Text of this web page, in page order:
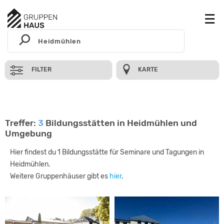
FILTER KARTE
Treffer: 3 Bildungsstätten in Heidmühlen und
Umgebung
Hier findest du 1 Bildungsstätte für Seminare und Tagungen in
Heidmühlen.
Weitere Gruppenhäuser gibt es hier.